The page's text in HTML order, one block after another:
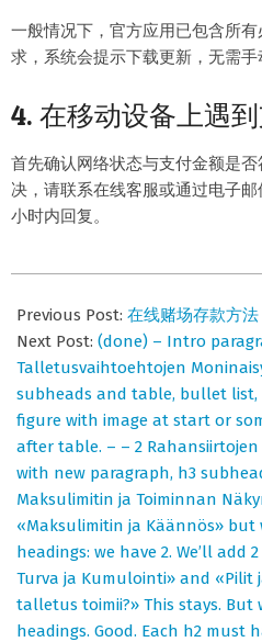
一般情况下，官方应用已包含所
求，系统会提示下载更新，无需手
4. 在移动设备上遇
首先确认网络状态与支付金额是
决，请联系在线客服或通过电子
小时内回复。
07-
03
Previous Post: 在线赌场存款方法
Next Post: (done) – Intro
Talletusvaihtoehtojen
subheads and table, bullet list,
figure with image at start or
after table. – – 2
with new paragraph, h3
Maksulimitin ja Toiminnan
«Maksulimitin ja Käännös» but
headings: we have 2. We’ll add
Turva ja Kumulointi» and «Pilit
talletus toimii?» This stays.
headings. Good. Each h2 must